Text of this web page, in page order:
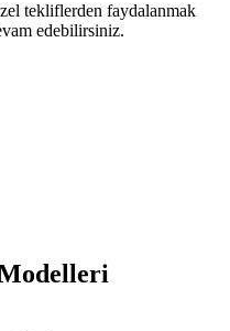
tekliflerden faydalanmak
edebilirsiniz.